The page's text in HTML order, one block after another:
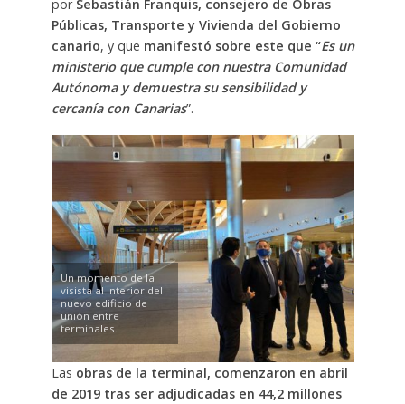
porSebastián Franquis, consejero de Obras
Públicas, Transporte y Vivienda del Gobierno
canario, y que manifestó sobre este que “Es un
ministerio que cumple con nuestra Comunidad
Autónoma y demuestra su sensibilidad y
cercanía con Canarias”.
Un momento de la
visista al interior del
nuevo edificio de
unión entre
terminales.
Las obras de la terminal, comenzaron en abril
de 2019 tras ser adjudicadas en 44,2 millones